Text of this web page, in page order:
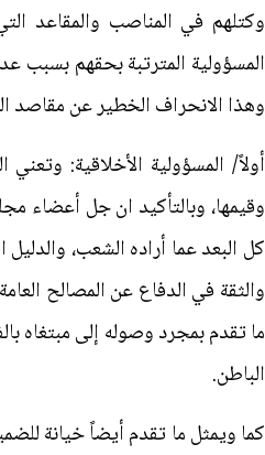
وكتلهم في المناصب والمقاعد
المسؤولية المترتبة بحقهم بسبب
وهذا الانحراف الخطير عن مقاصد
أولاً/ المسؤولية الأخلاقية:
وقيمها، وبالتأكيد ان جل أعضاء
كل البعد عما أراده الشعب، والدليل
والثقة في الدفاع عن المصالح
ما تقدم بمجرد وصوله إلى مبتغاه
الباطن.
كما ويمثل ما تقدم أيضاً خيانة